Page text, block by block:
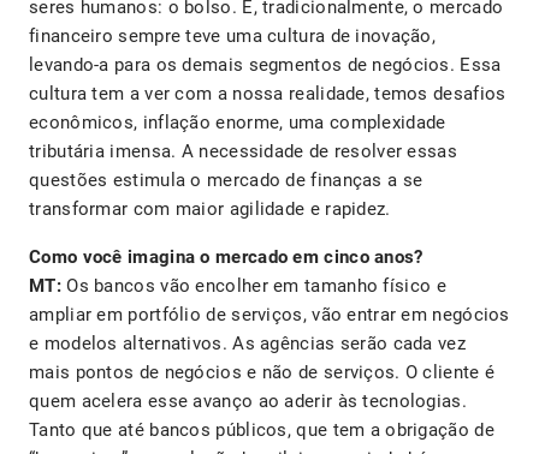
seres humanos: o bolso. E, tradicionalmente, o mercado
financeiro sempre teve uma cultura de inovação,
levando-a para os demais segmentos de negócios. Essa
cultura tem a ver com a nossa realidade, temos desafios
econômicos, inflação enorme, uma complexidade
tributária imensa. A necessidade de resolver essas
questões estimula o mercado de finanças a se
transformar com maior agilidade e rapidez.
Como você imagina o mercado em cinco anos?
MT:Os bancos vão encolher em tamanho físico e
ampliar em portfólio de serviços, vão entrar em negócios
e modelos alternativos. As agências serão cada vez
mais pontos de negócios e não de serviços. O cliente é
quem acelera esse avanço ao aderir às tecnologias.
Tanto que até bancos públicos, que tem a obrigação de